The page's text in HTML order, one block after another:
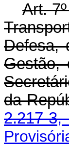
Art.
Defesa,
Gestão,
da
2.217-3,